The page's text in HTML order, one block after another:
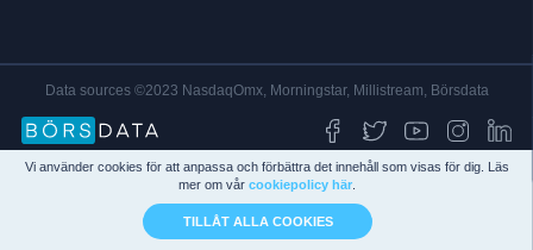
Vi använder cookies för att anpassa och förbättra det innehåll som visas för dig. Läs
mer om vår cookiepolicy här.
TILLÅT ALLA COOKIES
Data sources ©2023 NasdaqOmx, Morningstar, Millistream, Börsdata